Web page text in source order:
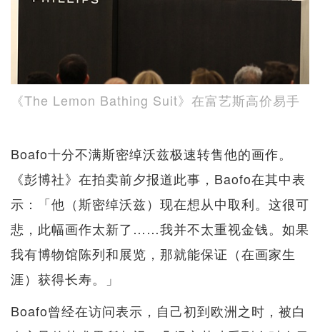
《The Lemon Bathing Suit》在富艺斯高价易手
Boafo十分不满斯密绰沃兹极速转售他的画作。
《彭博社》在拍卖前夕报道此事，Baofo在其中表
示：「他（斯密绰沃兹）现在想从中取利。这很可
悲，此幅画作太新了……我并不太重视金钱。如果
我有博物馆陈列和展览，那就能保证（在画家生
涯）获得长寿。」
Boafo曾经在访问表示，自己初到欧洲之时，被白